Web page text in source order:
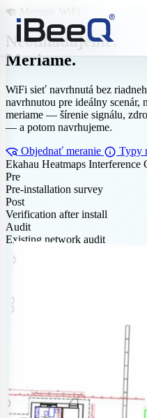
wifi_find Meranie WiFi
Neodhadujeme.
Meriame.
WiFi sieť navrhnutá bez
navrhnutou pre ideálny
meriame — šírenie signálu,
— a potom navrhujeme.
wifi_find Objednať meranie info Typy
Ekahau Heatmaps Interference
Pre
Pre-installation survey
Post
Verification after install
Audit
Existing network audit